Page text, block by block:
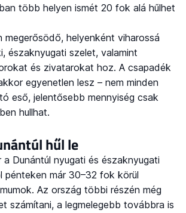
több helyen ismét 20 fok alá hűlhet
megerősödő, helyenként viharossá
északnyugati szelet, valamint
és zivatarokat hoz. A csapadék
egyenetlen lesz – nem minden
eső, jelentősebb mennyiség csak
hullhat.
hűl le
a Dunántúl nyugati és északnyugati
pénteken már 30–32 fok körül
Az ország többi részén még
számítani, a legmelegebb továbbra is